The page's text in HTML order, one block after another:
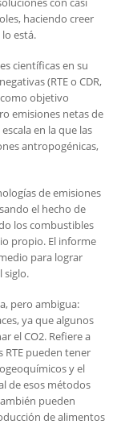
haciendo creer
está.
científicas en su
(RTE o CDR,
como objetivo
emisiones netas de
en la que las
antropogénicas,
de emisiones
el hecho de
los combustibles
propio. El informe
para lograr
siglo.
pero ambigua:
ya que algunos
el CO2. Refiere a
RTE pueden tener
y el
de esos métodos
pueden
de alimentos